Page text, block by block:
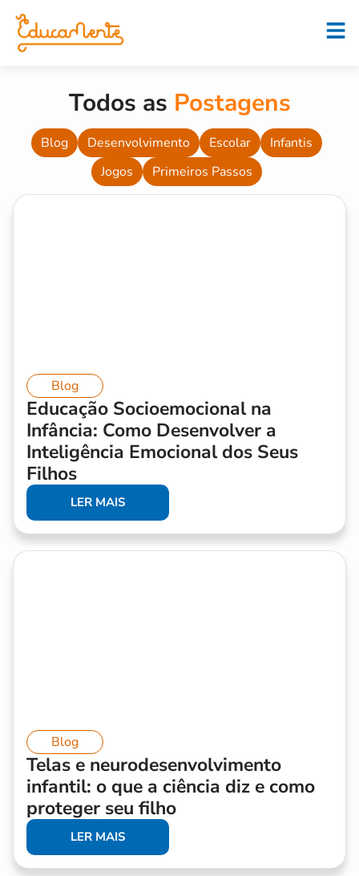
Todos as Postagens
Blog Desenvolvimento Escolar
Infantis
Jogos
Primeiros Passos
Blog
Educação Socioemocional na
Infância: Como Desenvolver a
Inteligência Emocional dos Seus
Filhos
LER MAIS
Blog
Telas e neurodesenvolvimento
infantil: o que a ciência diz e como
proteger seu filho
LER MAIS